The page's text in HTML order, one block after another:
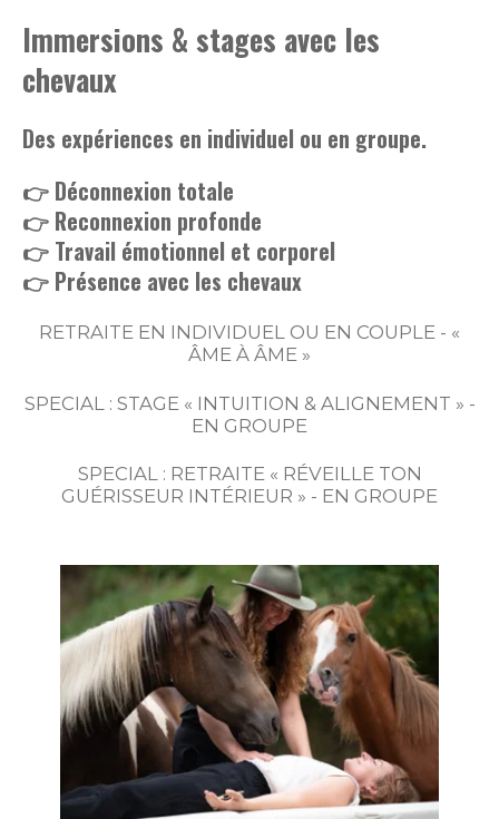
Immersions & stages avec les
chevaux
Des expériences en individuel ou en groupe.
👉 Déconnexion totale
👉 Reconnexion profonde
👉 Travail émotionnel et corporel
👉 Présence avec les chevaux
RETRAITE EN INDIVIDUEL OU EN COUPLE - «
ÂME À ÂME »
SPECIAL : STAGE « INTUITION & ALIGNEMENT » -
EN GROUPE
SPECIAL : RETRAITE « RÉVEILLE TON
GUÉRISSEUR INTÉRIEUR » - EN GROUPE